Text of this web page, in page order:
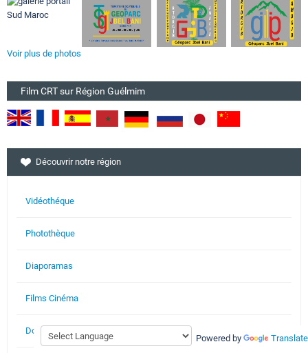
Voir plus de photos
Film CRT sur Région Guélmim
Découvrir notre région
Vidéothéque
Photothèque
Diaporamas
Films Cinéma
Documents
Powered by Translate